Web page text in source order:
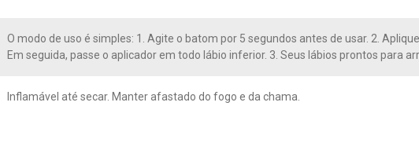
O modo de uso é simples: 1. Agite o batom por 5 segundos antes de usar. 2.
Em seguida, passe o aplicador em todo lábio inferior. 3. Seus lábios prontos para
Inflamável até secar. Manter afastado do fogo e da chama.